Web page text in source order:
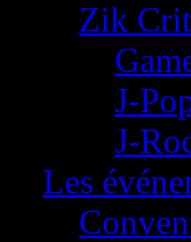
Zik
J-
J-
Les